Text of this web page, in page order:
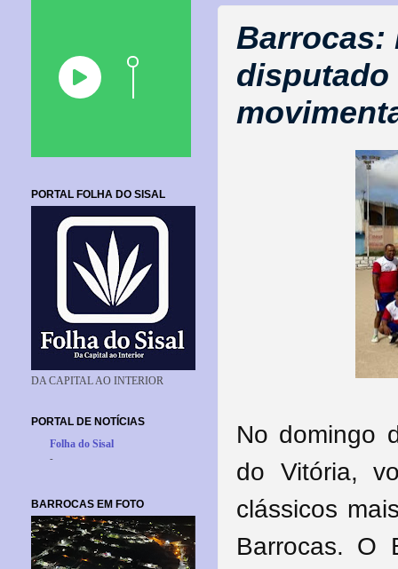
Barrocas:
disputado
No domingo
do Vitória,
clássicos
Barrocas. O
PORTAL FOLHA DO SISAL
DA CAPITAL AO INTERIOR
PORTAL DE NOTÍCIAS
Folha do Sisal
-
BARROCAS EM FOTO